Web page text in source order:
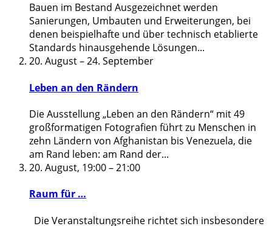
Bauen im Bestand Ausgezeichnet werden
Sanierungen, Umbauten und Erweiterungen, bei
denen beispielhafte und über technisch etablierte
Standards hinausgehende Lösungen...
20. August–24. September
Leben an den Rändern
Die Ausstellung „Leben an den Rändern“ mit 49
großformatigen Fotografien führt zu Menschen in
zehn Ländern von Afghanistan bis Venezuela, die
am Rand leben: am Rand der...
20. August, 19:00–21:00
Raum für …
Die Veranstaltungsreihe richtet sich insbesondere